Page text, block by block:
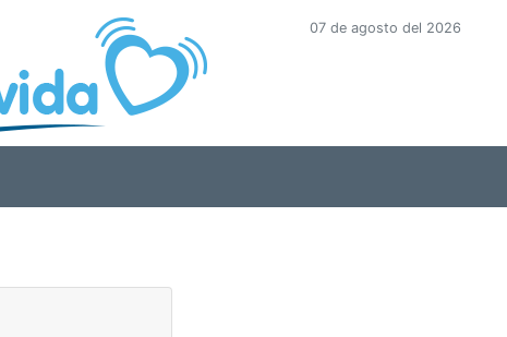
07 de agosto del 2026